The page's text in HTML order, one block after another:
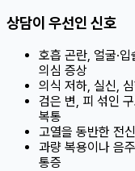
상담이 우선인 신호
호흡 곤란, 얼굴·
의심 증상
의식 저하, 실신,
검은 변, 피 섞인
복통
고열을 동반한 전
과량 복용이나 음
통증